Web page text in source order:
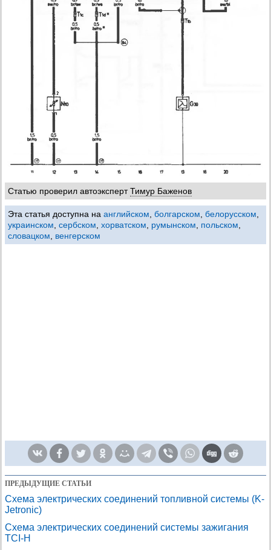
Статью проверил автоэкспертТимур Баженов
Эта статья доступна на английском болгарском белорусском
украинском сербском хорватском румынском польском
словацком
венгерском
ПРЕДЫДУЩИЕ СТАТЬИ
Схема электрических соединений топливной системы (K-
Jetronic)
Схема электрических соединений системы зажигания
TCI-H